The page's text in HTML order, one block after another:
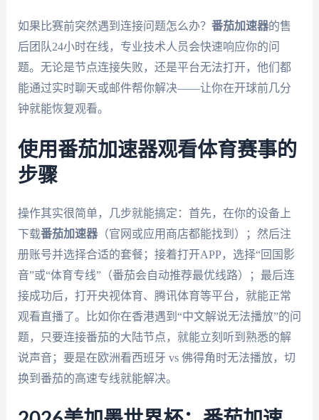
如果比赛前突然遇到连接问题怎么办？ 番茄加速器的售
后团队24小时在线，专业技术人员会快速响应你的问
题。无论是节点连接失败，还是平台无法打开，他们都
能通过实时聊天或邮件帮你解决——让你在开球前几分
钟就能恢复观看。
使用番茄加速器观看体育赛事的
步骤
操作其实很简单，几步就能搞定：首先，在你的设备上
下载番茄加速器（官网或应用商店都能找到）；然后注
册账号并选择合适的套餐；接着打开APP，选择“回国影
音”或“体育专线”（番茄会自动推荐最优线路）；最后连
接成功后，打开央视体育、腾讯体育等平台，就能正常
观看直播了。比如你在香港遇到“中文解说无法播放”的问
题，只要连接番茄的大陆节点，就能立刻听到熟悉的解
说声音；要是在欧洲看西班牙 vs 佛得角时无法播放，切
换到番茄的高速专线就能解决。